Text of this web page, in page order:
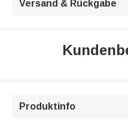
Versand & Rückgabe
Produktinfo